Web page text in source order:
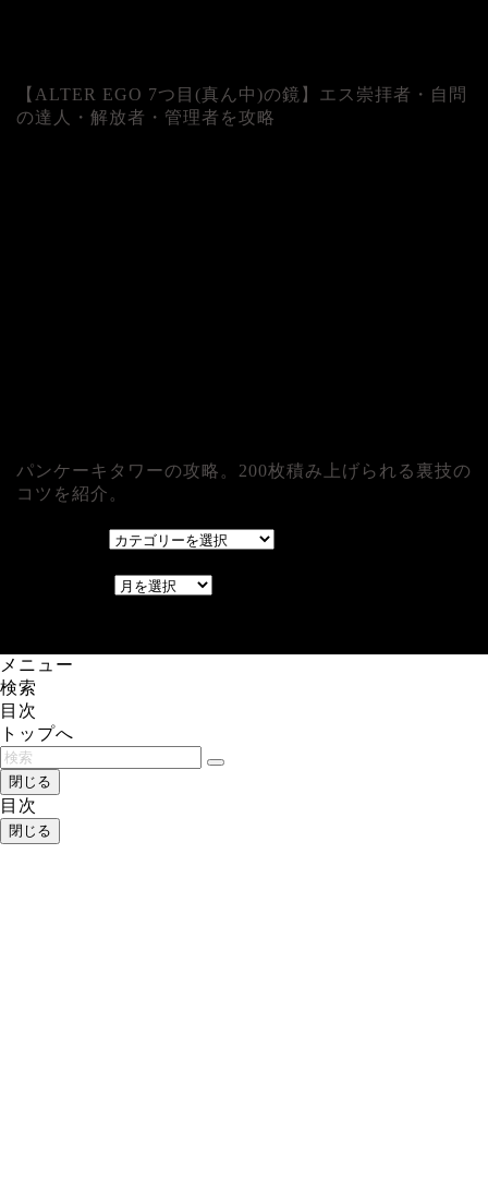
【ALTER EGO 7つ目(真ん中)の鏡】エス崇拝者・自問
の達人・解放者・管理者を攻略
パンケーキタワーの攻略。200枚積み上げられる裏技の
コツを紹介。
メニュー
検索
目次
トップへ
閉じる
目次
閉じる